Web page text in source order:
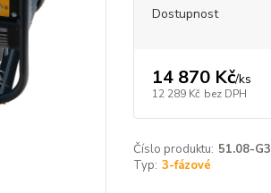
Dostupnost
14 870 Kč/ks
12 289 Kč bez DPH
Číslo produktu: 51.08-
Typ: 3-fázové